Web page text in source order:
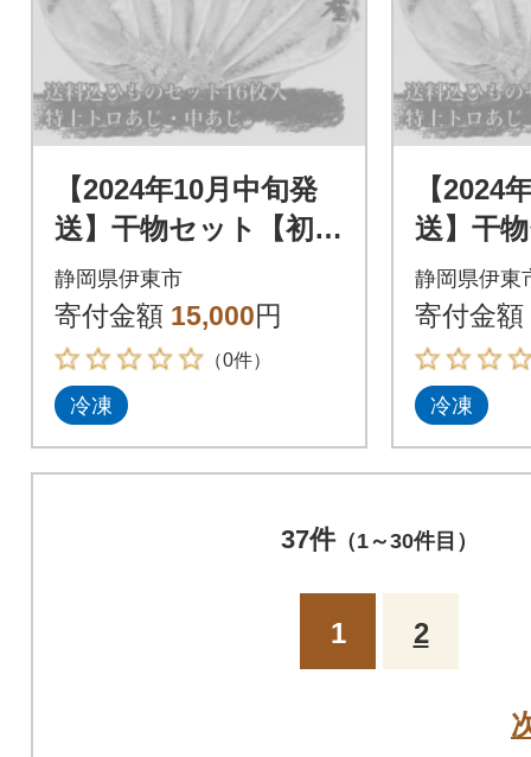
【2024年10月中旬発
送】干物セット【初島
C】特トロあじ・中あ
じ各8枚 伊豆・伊東
の干物詰め合わせ
静岡県伊東市
寄付金額 15,000円
（0件）
冷凍
【2024
送】干
C】特ト
じ各8
の干物
静岡県伊東
寄付金額
冷凍
37件（1～30件目）
1 2